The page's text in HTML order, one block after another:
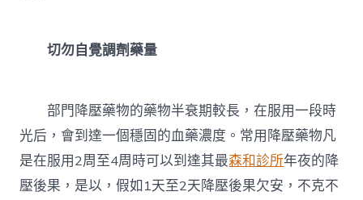
切勿自覺調劑藥量
部門降壓藥物的藥物半衰期較長，在服用一段時
光后，會到達一個穩固的血藥濃度。常用降壓藥物凡
是在服用2周至4周時可以到達其最森和診所年夜的降
壓後果，是以，假如1天至2天降壓後果欠安，不克不